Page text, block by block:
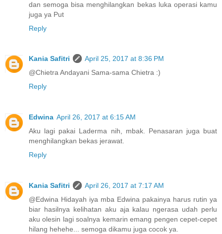
dan semoga bisa menghilangkan bekas luka operasi kamu
juga ya Put
Reply
Kania Safitri
April 25, 2017 at 8:36 PM
@Chietra Andayani Sama-sama Chietra :)
Reply
Edwina April 26, 2017 at 6:15 AM
Aku lagi pakai Laderma nih, mbak. Penasaran juga buat
menghilangkan bekas jerawat.
Reply
Kania Safitri
April 26, 2017 at 7:17 AM
@Edwina Hidayah iya mba Edwina pakainya harus rutin ya
biar hasilnya kelihatan aku aja kalau ngerasa udah perlu
aku olesin lagi soalnya kemarin emang pengen cepet-cepet
hilang hehehe... semoga dikamu juga cocok ya.